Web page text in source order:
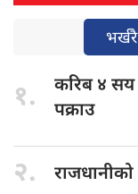
भर्खरै
१. करिब ४ सय
पक्राउ
२.